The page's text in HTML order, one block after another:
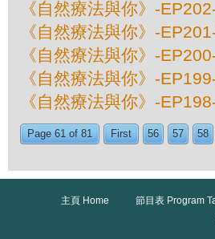
《自然療法與你》-
《自然療法與你》-
《自然療法與你》-
《自然療法與你》-
《自然療法與你》-
Page 61 of 81 First 56 57 58
主頁 Home 節目表 Program